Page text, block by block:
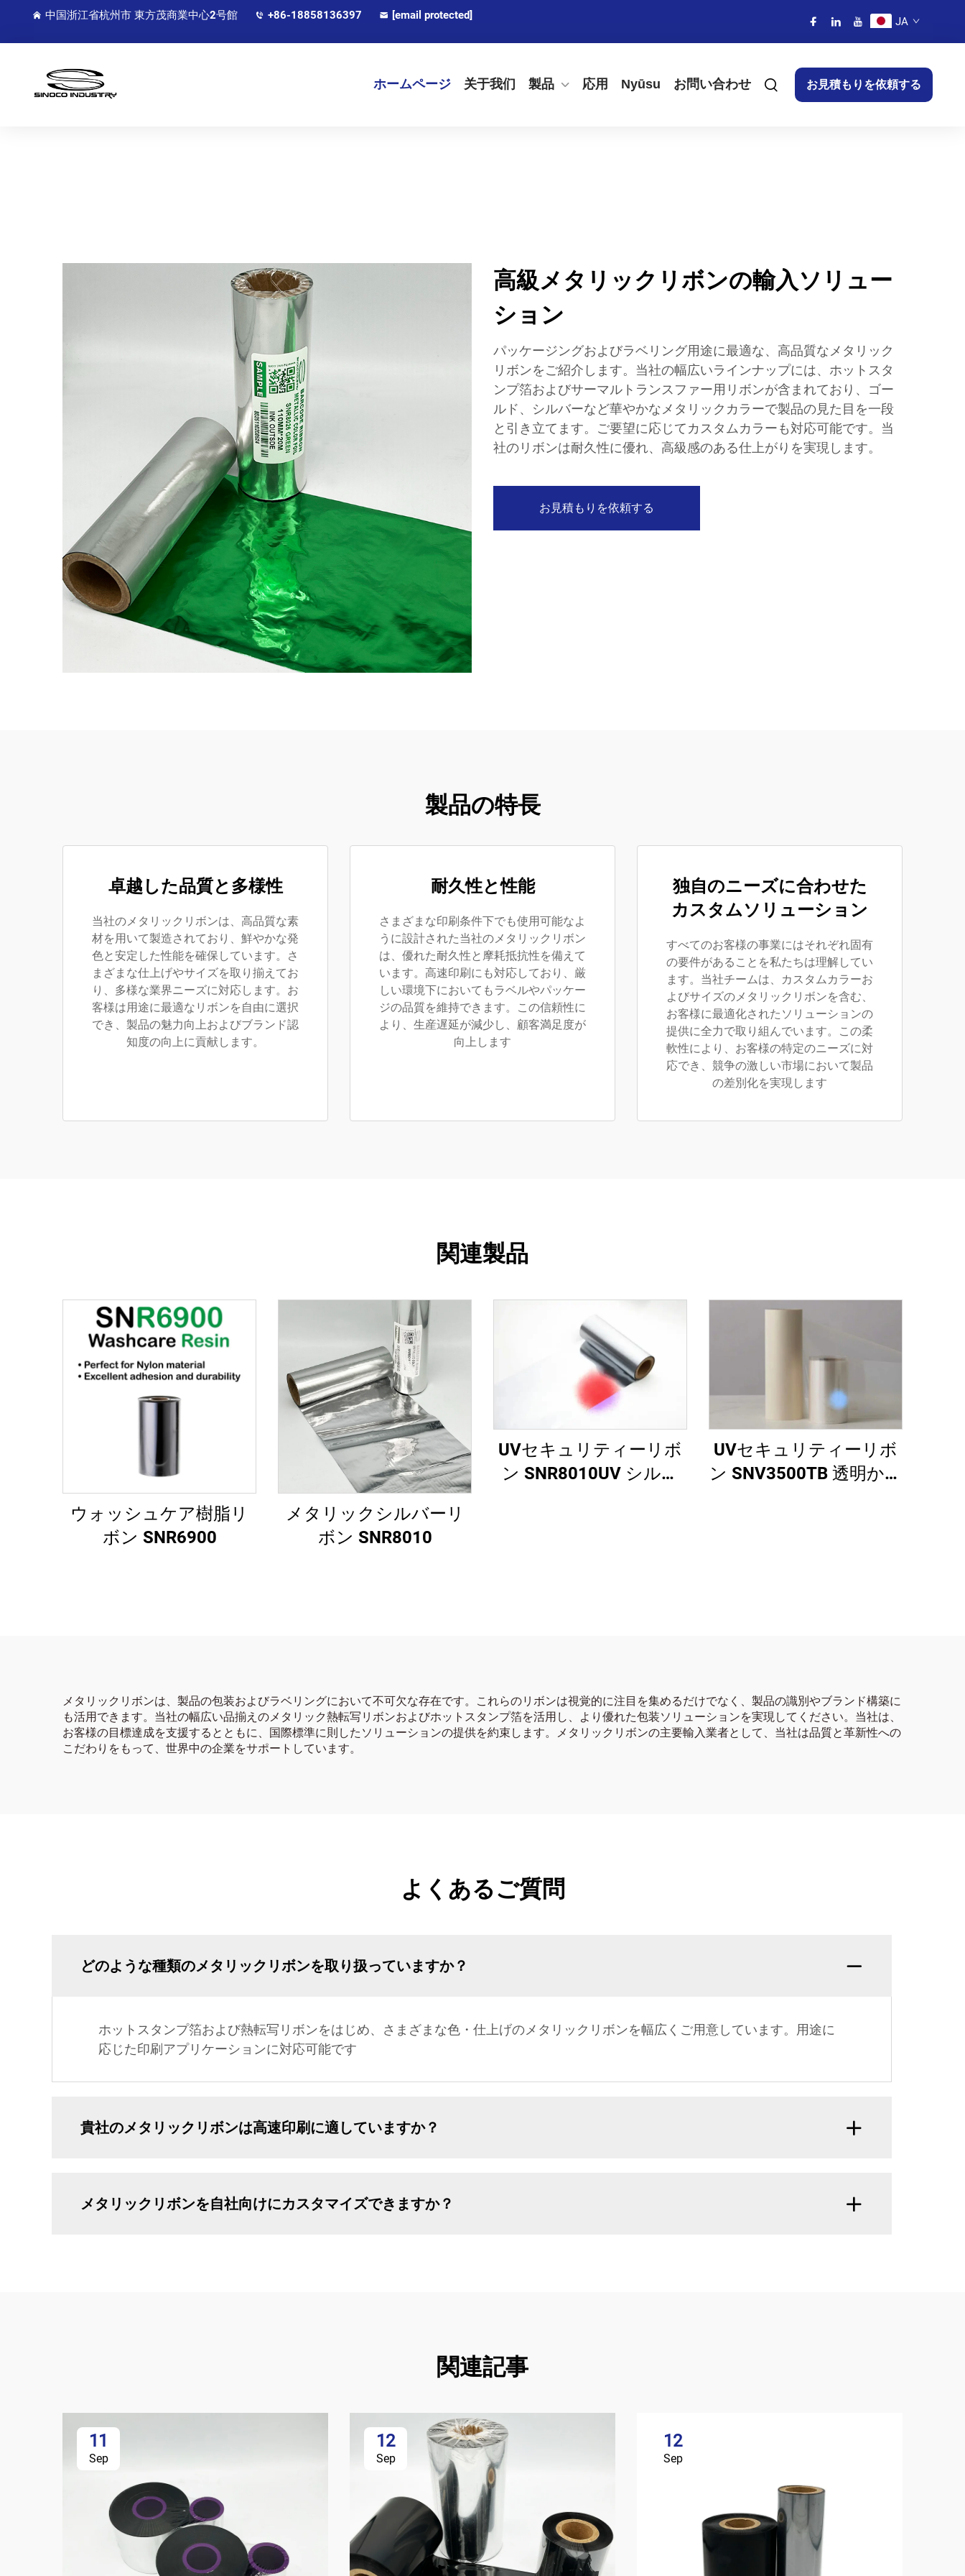
中国浙江省杭州市 東方茂商業中心2号館 +86-18858136397 [email protected] JA
ホームページ 关于我们 製品 応用 Nyūsu お問い合わせ お見積もりを依頼する
高級メタリックリボンの輸入ソリュー
ション
パッケージングおよびラベリング用途に最適な、高品質なメタリック
リボンをご紹介します。当社の幅広いラインナップには、ホットスタ
ンプ箔およびサーマルトランスファー用リボンが含まれており、ゴー
ルド、シルバーなど華やかなメタリックカラーで製品の見た目を一段
と引き立てます。ご要望に応じてカスタムカラーも対応可能です。当
社のリボンは耐久性に優れ、高級感のある仕上がりを実現します。
お見積もりを依頼する
製品の特長
卓越した品質と多様性
当社のメタリックリボンは、高品質な素
材を用いて製造されており、鮮やかな発
色と安定した性能を確保しています。さ
まざまな仕上げやサイズを取り揃えてお
り、多様な業界ニーズに対応します。お
客様は用途に最適なリボンを自由に選択
でき、製品の魅力向上およびブランド認
知度の向上に貢献します。
耐久性と性能
さまざまな印刷条件下でも使用可能なよ
うに設計された当社のメタリックリボン
は、優れた耐久性と摩耗抵抗性を備えて
います。高速印刷にも対応しており、厳
しい環境下においてもラベルやパッケー
ジの品質を維持できます。この信頼性に
より、生産遅延が減少し、顧客満足度が
向上します
独自のニーズに合わせた
カスタムソリューション
すべてのお客様の事業にはそれぞれ固有
の要件があることを私たちは理解してい
ます。当社チームは、カスタムカラーお
よびサイズのメタリックリボンを含む、
お客様に最適化されたソリューションの
提供に全力で取り組んでいます。この柔
軟性により、お客様の特定のニーズに対
応でき、競争の激しい市場において製品
の差別化を実現します
関連製品
ウォッシュケア樹脂リ
ボン SNR6900
メタリックシルバーリ
ボン SNR8010
UVセキュリティーリボ
ン SNR8010UV シルバ
UVセキュリティーリボ
ン SNV3500TB 透明から
メタリックリボンは、製品の包装およびラベリングにおいて不可欠な存在です。これらのリボンは視覚的に注目を集めるだけでなく、製品の識別やブランド構築に
も活用できます。当社の幅広い品揃えのメタリック熱転写リボンおよびホットスタンプ箔を活用し、より優れた包装ソリューションを実現してください。当社は、
お客様の目標達成を支援するとともに、国際標準に則したソリューションの提供を約束します。メタリックリボンの主要輸入業者として、当社は品質と革新性への
こだわりをもって、世界中の企業をサポートしています。
よくあるご質問
どのような種類のメタリックリボンを取り扱っていますか？
ホットスタンプ箔および熱転写リボンをはじめ、さまざまな色・仕上げのメタリックリボンを幅広くご用意しています。用途に
応じた印刷アプリケーションに対応可能です
貴社のメタリックリボンは高速印刷に適していますか？
メタリックリボンを自社向けにカスタマイズできますか？
関連記事
11
Sep
12
Sep
12
Sep